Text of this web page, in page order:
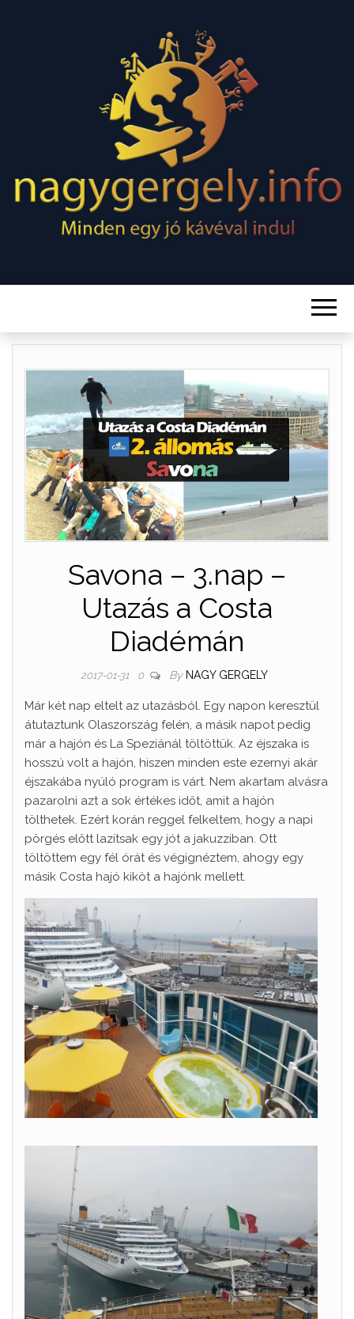
NAGY
GERGELY
Minden egy jó kávéval indul
Savona – 3.nap –
Utazás a Costa
Diadémán
2017-01-31 0 By NAGY GERGELY
Már két nap eltelt az utazásból. Egy napon keresztül
átutaztunk Olaszország felén, a másik napot pedig
már a hajón és La Speziánál töltöttük. Az éjszaka is
hosszú volt a hajón, hiszen minden este ezernyi akár
éjszakába nyúló program is várt. Nem akartam alvásra
pazarolni azt a sok értékes időt, amit a hajón
tölthetek. Ezért korán reggel felkeltem, hogy a napi
pörgés előtt lazítsak egy jót a jakuzziban. Ott
töltöttem egy fél órát és végignéztem, ahogy egy
másik Costa hajó kiköt a hajónk mellett.